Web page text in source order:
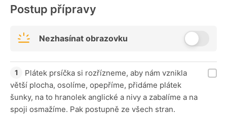
Postup přípravy
Nezhasínat obrazovku
Plátek prsíčka si rozřízneme, aby nám vznikla
větší plocha, osolíme, opepříme, přidáme plátek
šunky, na to hranolek anglické a nivy a zabalíme a na
spoji osmažíme. Pak postupně ze všech stran.